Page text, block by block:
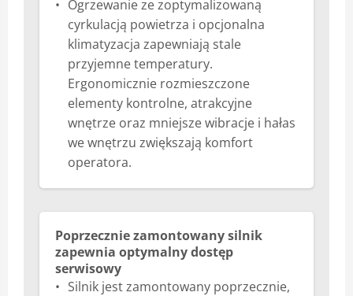
Ogrzewanie ze zoptymalizowaną
cyrkulacją powietrza i opcjonalna
klimatyzacja zapewniają stale
przyjemne temperatury.
Ergonomicznie rozmieszczone
elementy kontrolne, atrakcyjne
wnętrze oraz mniejsze wibracje i hałas
we wnętrzu zwiększają komfort
operatora.
Poprzecznie zamontowany silnik
zapewnia optymalny dostęp
serwisowy
Silnik jest zamontowany poprzecznie,